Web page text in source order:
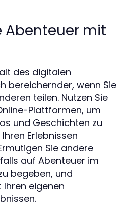
Abenteuer mit
des digitalen
bereichernder, wenn Sie
teilen. Nutzen Sie
Plattformen, um
und Geschichten zu
Erlebnissen
Sie andere
auf Abenteuer im
begeben, und
Ihren eigenen